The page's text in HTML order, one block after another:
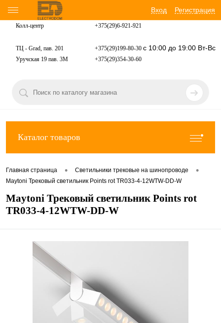
Вход Регистрация
Колл-центр +375(29)6-921-921
ТЦ - Grad, пав. 201 +375(29)199-80-30 с 10:00 до 19:00 Вт-Вс
Уручская 19 пав. 3М +375(29)354-30-60
Каталог товаров
Главная страница • Светильники трековые на шинопроводе •
Maytoni Трековый светильник Points rot TR033-4-12WTW-DD-W
Maytoni Трековый светильник Points rot
TR033-4-12WTW-DD-W